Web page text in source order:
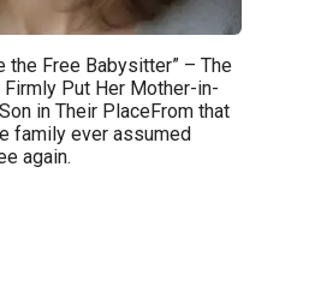
the Free Babysitter” – The
Put Her Mother-in-
in Their PlaceFrom that
family ever assumed
again.